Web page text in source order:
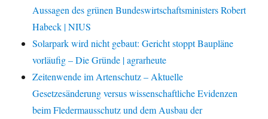
Aussagen des grünen Bundeswirtschaftsministers Robert
Habeck | NIUS
Solarpark wird nicht gebaut: Gericht stoppt Baupläne
vorläufig – Die Gründe | agrarheute
Zeitenwende im Artenschutz – Aktuelle
Gesetzesänderung versus wissenschaftliche Evidenzen
beim Fledermausschutz und dem Ausbau der